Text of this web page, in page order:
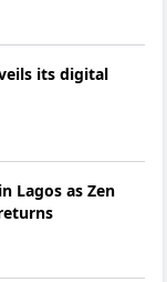
its digital
Lagos as Zen